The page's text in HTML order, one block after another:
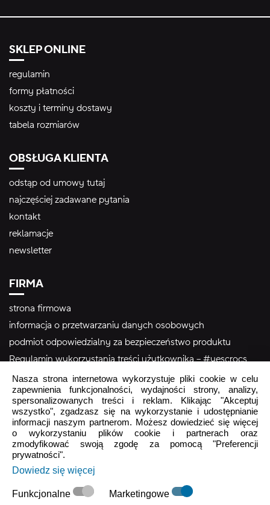
SKLEP ONLINE
regulamin
formy płatności
koszty i terminy dostawy
tabela rozmiarów
OBSŁUGA KLIENTA
odstąp od umowy tutaj
najczęściej zadawane pytania
kontakt
reklamacje
newsletter
FIRMA
strona firmowa
informacja o przetwarzaniu danych osobowych
podmiot odpowiedzialny za bezpieczeństwo produktu
Regulamin wykorzystania treści użytkownika – #yescrocs
Obsługa Klienta
Pon - Pt9:00 - 16:00
Sob - NdzZamknięte
crocs.sklep@intersocks.pl
22 230 94 60
Nasza strona internetowa wykorzystuje pliki cookie w celu
zapewnienia funkcjonalności, wydajności strony, analizy,
spersonalizowanych treści i reklam. Klikając "Akceptuj
wszystko", zgadzasz się na wykorzystanie i udostępnianie
informacji naszym partnerom. Możesz dowiedzieć się więcej
o wykorzystaniu plików cookie i partnerach oraz
zmodyfikować swoją zgodę za pomocą "Preferencji
prywatności".
Dowiedz się więcej
Funkcjonalne Marketingowe